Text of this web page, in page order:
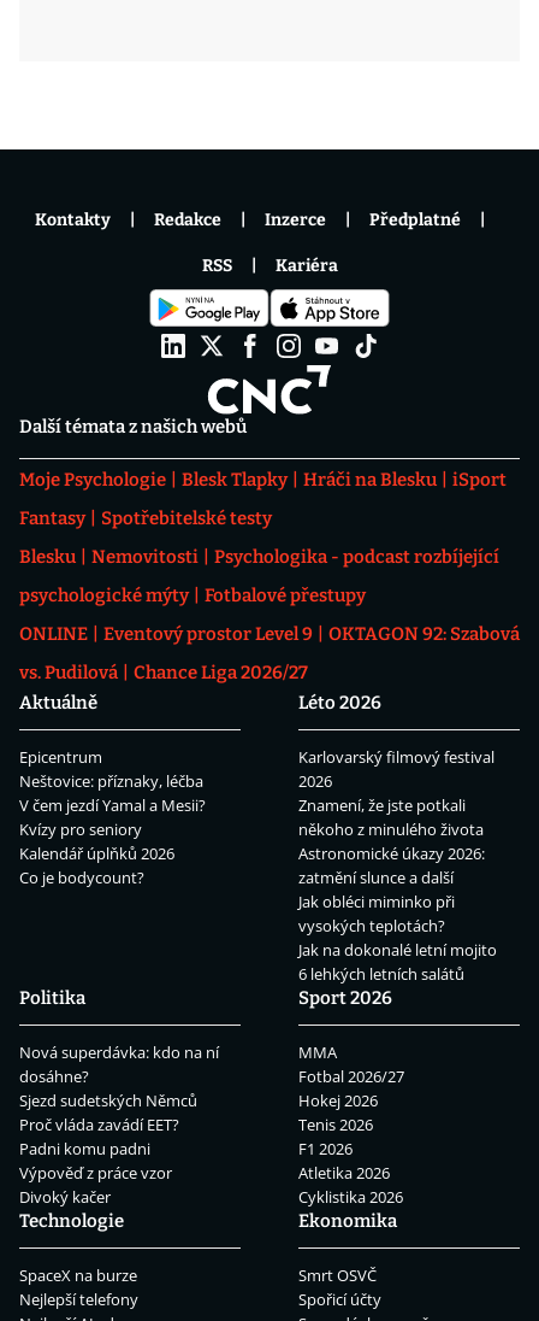
Další témata z našich webů
Moje Psychologie Blesk Tlapky Hráči na Blesku
iSport
Fantasy
Spotřebitelské testy
Blesku
Nemovitosti
Psychologika - podcast rozbíjející
psychologické mýty
Fotbalové přestupy
ONLINE
Eventový prostor Level 9
OKTAGON 92: Szabová
vs. Pudilová
Chance Liga 2026/27
Aktuálně
Epicentrum
Neštovice: příznaky, léčba
V čem jezdí Yamal a Mesii?
Kvízy pro seniory
Kalendář úplňků 2026
Co je bodycount?
Léto 2026
Karlovarský filmový festival
2026
Znamení, že jste potkali
někoho z minulého života
Astronomické úkazy 2026:
zatmění slunce a další
Jak obléci miminko při
vysokých teplotách?
Jak na dokonalé letní mojito
6 lehkých letních salátů
Politika
Nová superdávka: kdo na ní
dosáhne?
Sjezd sudetských Němců
Proč vláda zavádí EET?
Padni komu padni
Výpověď z práce vzor
Divoký kačer
Sport 2026
MMA
Fotbal 2026/27
Hokej 2026
Tenis 2026
F1 2026
Atletika 2026
Cyklistika 2026
Technologie
SpaceX na burze
Nejlepší telefony
Ekonomika
Smrt OSVČ
Spořicí účty
Kontakty Redakce Inzerce Předplatné
RSS Kariéra